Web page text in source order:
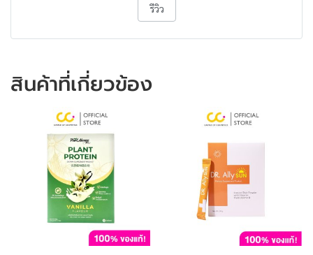
รีวิว
สินค้าที่เกี่ยวข้อง